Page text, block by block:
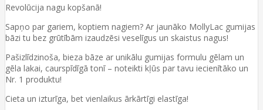
Revolūcija nagu kopšanā!
Sapņo par gariem, koptiem nagiem? Ar jaunāko MollyLac gumijas
bāzi tu bez grūtībām izaudzēsi veselīgus un skaistus nagus!
Pašizlīdzinoša, bieza bāze ar unikālu gumijas formulu gēlam un
gēla lakai, caurspīdīgā tonī – noteikti kļūs par tavu iecienītāko un
Nr. 1 produktu!
Cieta un izturīga, bet vienlaikus ārkārtīgi elastīga!